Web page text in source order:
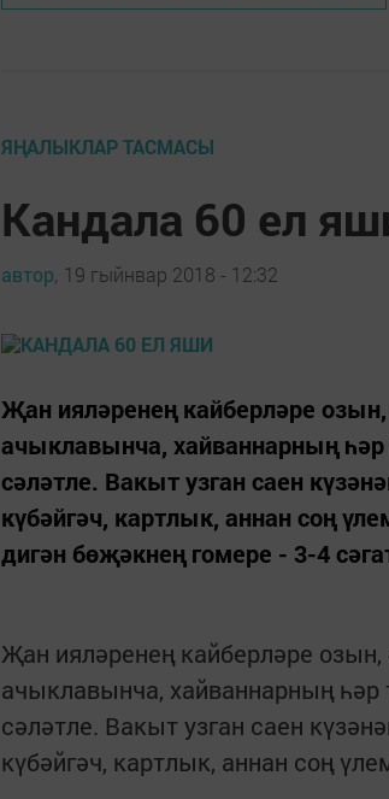
ЯҢАЛЫКЛАР ТАСМАСЫ
Кандала 60 ел
автор, 19 гыйнвар 2018 - 12:32
Җан ияләренең кайберләре
ачыклавынча, хайваннарның һәр
сәләтле. Вакыт узган саен
күбәйгәч, картлык, аннан соң
дигән бөҗәкнең гомере - 3-4
Җан ияләренең кайберләре
ачыклавынча, хайваннарның һәр
сәләтле. Вакыт узган саен
күбәйгәч, картлык, аннан соң